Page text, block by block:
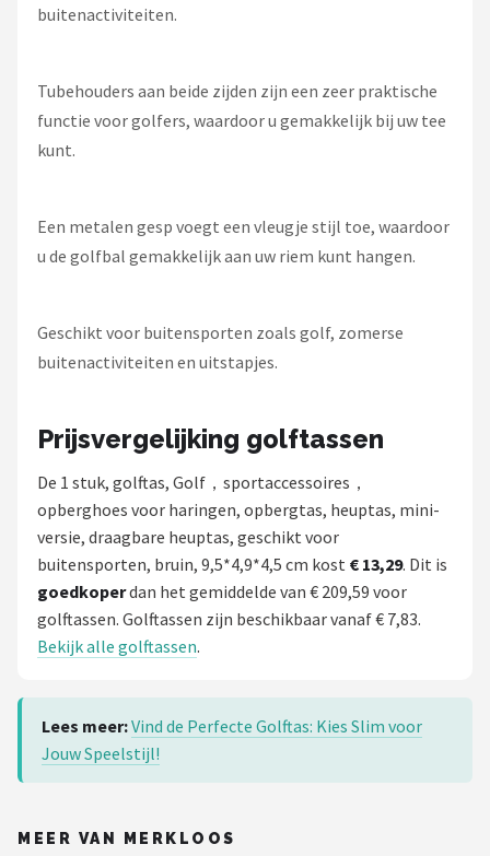
buitenactiviteiten.
Tubehouders aan beide zijden zijn een zeer praktische
functie voor golfers, waardoor u gemakkelijk bij uw tee
kunt.
Een metalen gesp voegt een vleugje stijl toe, waardoor
u de golfbal gemakkelijk aan uw riem kunt hangen.
Geschikt voor buitensporten zoals golf, zomerse
buitenactiviteiten en uitstapjes.
Prijsvergelijking golftassen
De 1 stuk, golftas, Golf，sportaccessoires，
opberghoes voor haringen, opbergtas, heuptas, mini-
versie, draagbare heuptas, geschikt voor
buitensporten, bruin, 9,5*4,9*4,5 cm kost € 13,29. Dit is
goedkoperdan het gemiddelde van € 209,59 voor
golftassen. Golftassen zijn beschikbaar vanaf € 7,83.
Bekijk alle golftassen.
Lees meer:Vind de Perfecte Golftas: Kies Slim voor
Jouw Speelstijl!
MEER VAN MERKLOOS